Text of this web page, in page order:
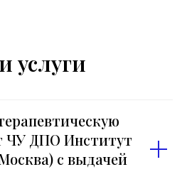
услуги
ЧУ ДПО Институт
с выдачей